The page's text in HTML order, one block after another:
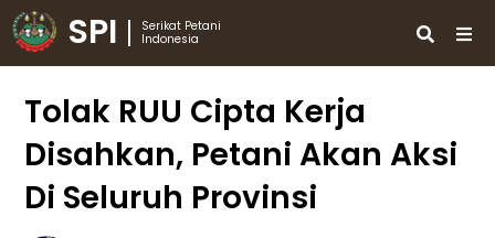
SPI
Serikat Petani
Indonesia
Tolak RUU Cipta Kerja
Disahkan, Petani Akan Aksi
Di Seluruh Provinsi